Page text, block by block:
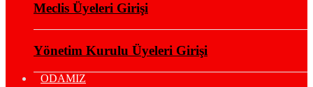
Meclis Üyeleri Girişi
Yönetim Kurulu Üyeleri Girişi
ODAMIZ